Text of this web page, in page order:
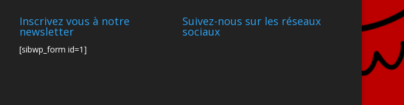
Inscrivez vous à notre
newsletter
[sibwp_form id=1]
Suivez-nous sur les réseaux
sociaux